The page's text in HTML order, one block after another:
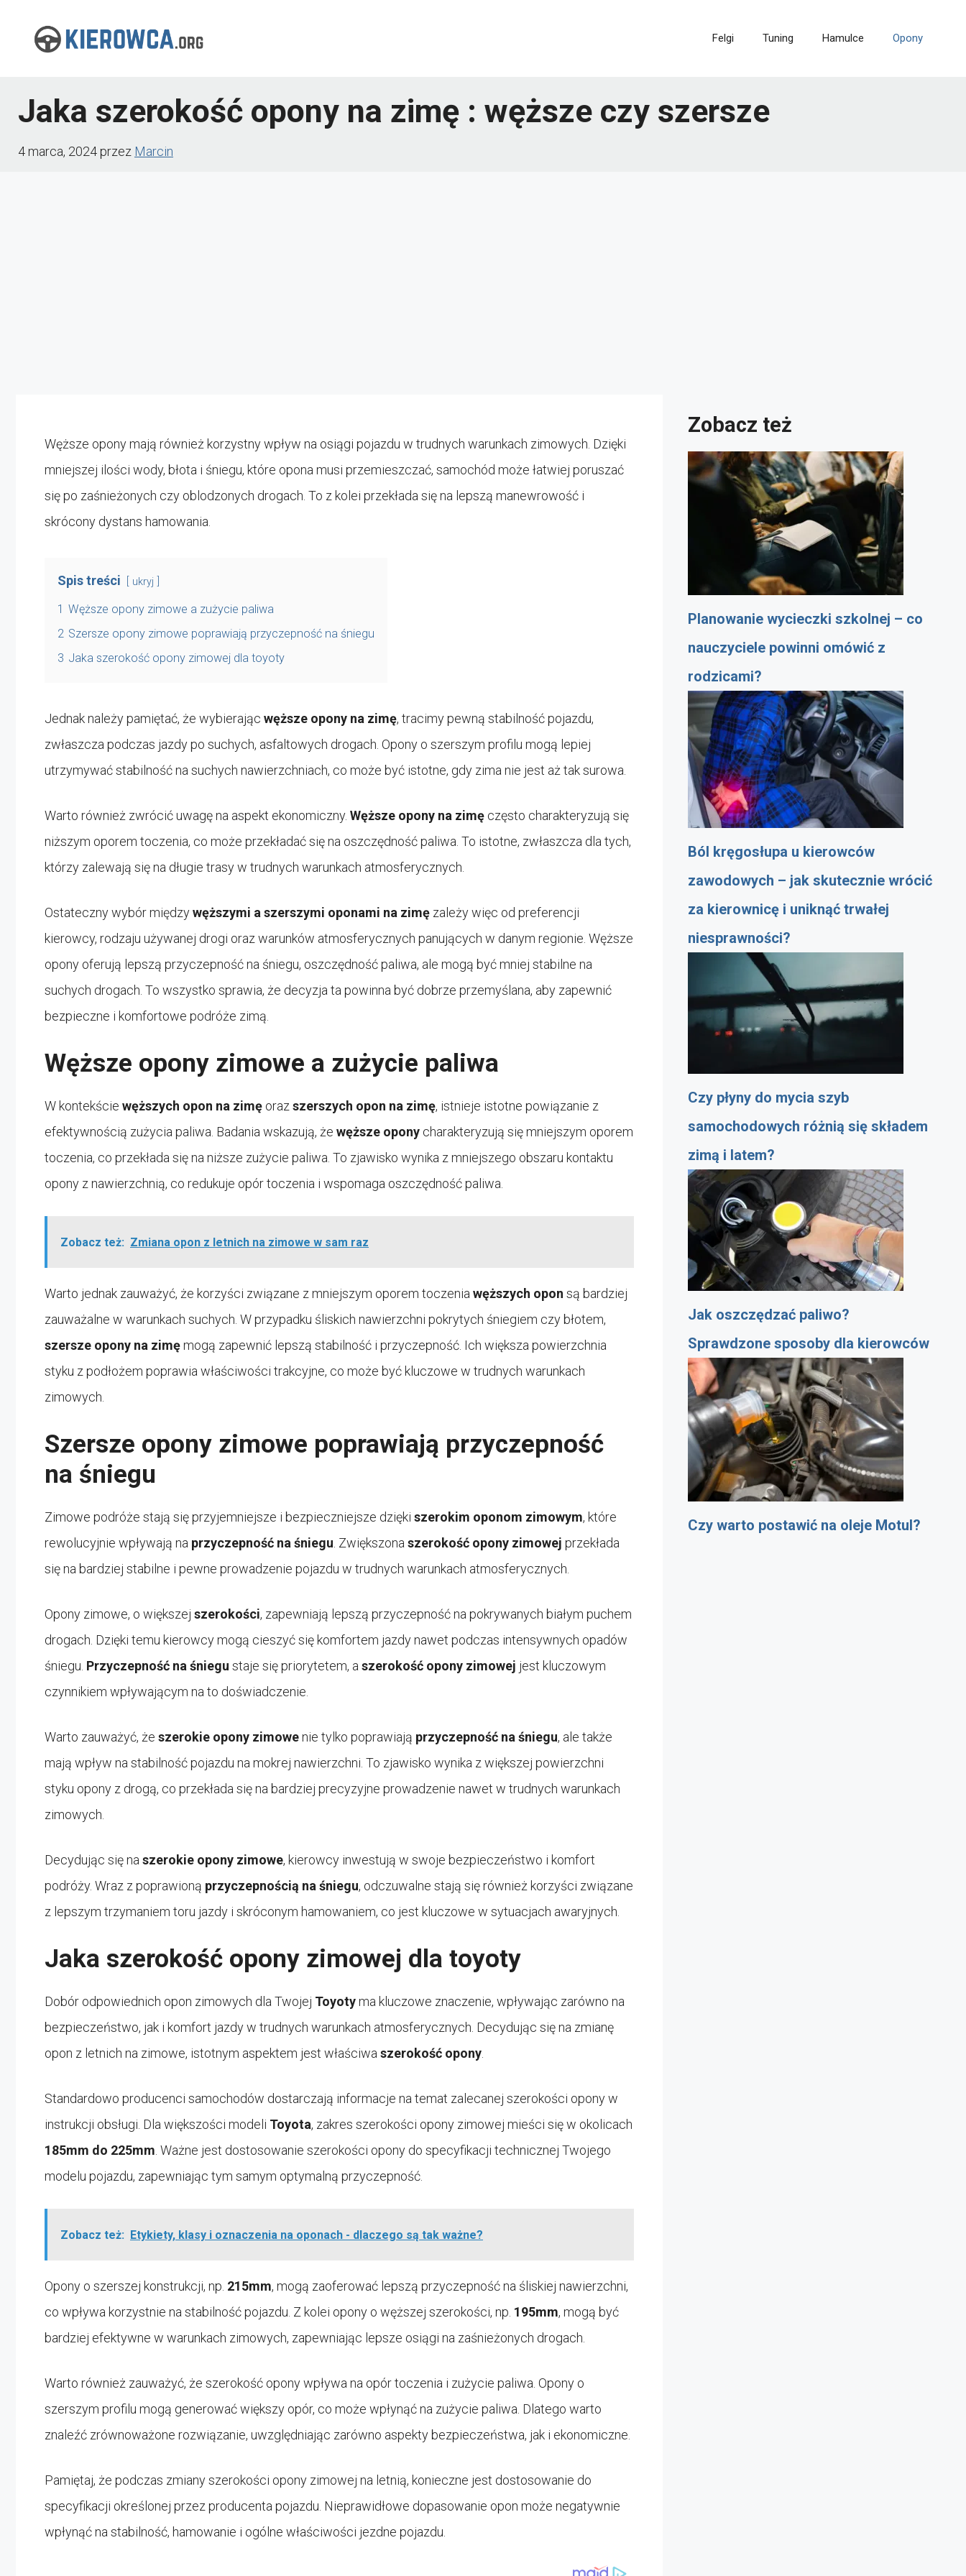
Felgi Tuning Hamulce Opony
Jaka szerokość opony na zimę : węższe czy szersze
4 marca, 2024przez Marcin
Węższe opony mają również korzystny wpływ na osiągi pojazdu w trudnych warunkach zimowych. Dzięki
mniejszej ilości wody, błota i śniegu, które opona musi przemieszczać, samochód może łatwiej poruszać
się po zaśnieżonych czy oblodzonych drogach. To z kolei przekłada się na lepszą manewrowość i
skrócony dystans hamowania.
Spis treści ukryj
1 Węższe opony zimowe a zużycie paliwa
2 Szersze opony zimowe poprawiają przyczepność na śniegu
3 Jaka szerokość opony zimowej dla toyoty
Jednak należy pamiętać, że wybierając węższe opony na zimę, tracimy pewną stabilność pojazdu,
zwłaszcza podczas jazdy po suchych, asfaltowych drogach. Opony o szerszym profilu mogą lepiej
utrzymywać stabilność na suchych nawierzchniach, co może być istotne, gdy zima nie jest aż tak surowa.
Warto również zwrócić uwagę na aspekt ekonomiczny. Węższe opony na zimę często charakteryzują się
niższym oporem toczenia, co może przekładać się na oszczędność paliwa. To istotne, zwłaszcza dla tych,
którzy zalewają się na długie trasy w trudnych warunkach atmosferycznych.
Ostateczny wybór międzywęższymi a szerszymi oponami na zimę zależy więc od preferencji
kierowcy, rodzaju używanej drogi oraz warunków atmosferycznych panujących w danym regionie. Węższe
opony oferują lepszą przyczepność na śniegu, oszczędność paliwa, ale mogą być mniej stabilne na
suchych drogach. To wszystko sprawia, że decyzja ta powinna być dobrze przemyślana, aby zapewnić
bezpieczne i komfortowe podróże zimą.
Węższe opony zimowe a zużycie paliwa
W kontekście węższych opon na zimę orazszerszych opon na zimę, istnieje istotne powiązanie z
efektywnością zużycia paliwa. Badania wskazują, że węższe opony charakteryzują się mniejszym oporem
toczenia, co przekłada się na niższe zużycie paliwa. To zjawisko wynika z mniejszego obszaru kontaktu
opony z nawierzchnią, co redukuje opór toczenia i wspomaga oszczędność paliwa.
Zobacz też: Zmiana opon z letnich na zimowe w sam raz
Warto jednak zauważyć, że korzyści związane z mniejszym oporem toczeniawęższych opon są bardziej
zauważalne w warunkach suchych. W przypadku śliskich nawierzchni pokrytych śniegiem czy błotem,
szersze opony na zimęmogą zapewnić lepszą stabilność i przyczepność. Ich większa powierzchnia
styku z podłożem poprawia właściwości trakcyjne, co może być kluczowe w trudnych warunkach
zimowych.
Szersze opony zimowe poprawiają przyczepność
na śniegu
Zimowe podróże stają się przyjemniejsze i bezpieczniejsze dzięki szerokim oponom zimowym, które
rewolucyjnie wpływają na przyczepność na śniegu. Zwiększonaszerokość opony zimowej przekłada
się na bardziej stabilne i pewne prowadzenie pojazdu w trudnych warunkach atmosferycznych.
Opony zimowe, o większej szerokości, zapewniają lepszą przyczepność na pokrywanych białym puchem
drogach. Dzięki temu kierowcy mogą cieszyć się komfortem jazdy nawet podczas intensywnych opadów
śniegu. Przyczepność na śniegu staje się priorytetem, aszerokość opony zimowej jest kluczowym
czynnikiem wpływającym na to doświadczenie.
Warto zauważyć, że szerokie opony zimowenie tylko poprawiają przyczepność na śniegu, ale także
mają wpływ na stabilność pojazdu na mokrej nawierzchni. To zjawisko wynika z większej powierzchni
styku opony z drogą, co przekłada się na bardziej precyzyjne prowadzenie nawet w trudnych warunkach
zimowych.
Decydując się naszerokie opony zimowe, kierowcy inwestują w swoje bezpieczeństwo i komfort
podróży. Wraz z poprawioną przyczepnością na śniegu, odczuwalne stają się również korzyści związane
z lepszym trzymaniem toru jazdy i skróconym hamowaniem, co jest kluczowe w sytuacjach awaryjnych.
Jaka szerokość opony zimowej dla toyoty
Dobór odpowiednich opon zimowych dla Twojej Toyotyma kluczowe znaczenie, wpływając zarówno na
bezpieczeństwo, jak i komfort jazdy w trudnych warunkach atmosferycznych. Decydując się na zmianę
opon z letnich na zimowe, istotnym aspektem jest właściwaszerokość opony.
Standardowo producenci samochodów dostarczają informacje na temat zalecanej szerokości opony w
instrukcji obsługi. Dla większości modeli Toyota, zakres szerokości opony zimowej mieści się w okolicach
185mm do 225mm. Ważne jest dostosowanie szerokości opony do specyfikacji technicznej Twojego
modelu pojazdu, zapewniając tym samym optymalną przyczepność.
Zobacz też: Etykiety, klasy i oznaczenia na oponach - dlaczego są tak ważne?
Opony o szerszej konstrukcji, np. 215mm, mogą zaoferować lepszą przyczepność na śliskiej nawierzchni,
co wpływa korzystnie na stabilność pojazdu. Z kolei opony o węższej szerokości, np. 195mm, mogą być
bardziej efektywne w warunkach zimowych, zapewniając lepsze osiągi na zaśnieżonych drogach.
Warto również zauważyć, że szerokość opony wpływa na opór toczenia i zużycie paliwa. Opony o
szerszym profilu mogą generować większy opór, co może wpłynąć na zużycie paliwa. Dlatego warto
znaleźć zrównoważone rozwiązanie, uwzględniając zarówno aspekty bezpieczeństwa, jak i ekonomiczne.
Pamiętaj, że podczas zmiany szerokości opony zimowej na letnią, konieczne jest dostosowanie do
specyfikacji określonej przez producenta pojazdu. Nieprawidłowe dopasowanie opon może negatywnie
wpłynąć na stabilność, hamowanie i ogólne właściwości jezdne pojazdu.
Zobacz też
Planowanie wycieczki szkolnej – co
nauczyciele powinni omówić z
rodzicami?
Ból kręgosłupa u kierowców
zawodowych – jak skutecznie wrócić
za kierownicę i uniknąć trwałej
niesprawności?
Czy płyny do mycia szyb
samochodowych różnią się składem
zimą i latem?
Jak oszczędzać paliwo?
Sprawdzone sposoby dla kierowców
Czy warto postawić na oleje Motul?